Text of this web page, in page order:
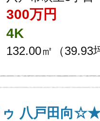
300万円
4K
132.00㎡（39.93
八戸田向